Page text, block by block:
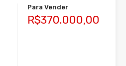
Para Vender
R$370.000,00